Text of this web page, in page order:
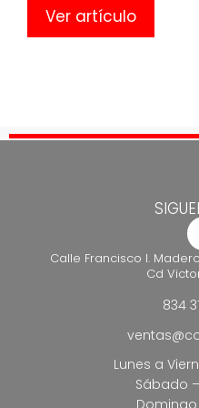
Ver artículo
Calle Francisco I.
Cd
834
Lunes a
Sábado